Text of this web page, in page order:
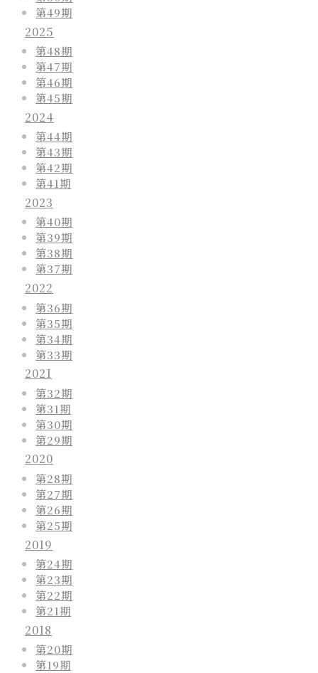
第49期
2025
第48期
第47期
第46期
第45期
2024
第44期
第43期
第42期
第41期
2023
第40期
第39期
第38期
第37期
2022
第36期
第35期
第34期
第33期
2021
第32期
第31期
第30期
第29期
2020
第28期
第27期
第26期
第25期
2019
第24期
第23期
第22期
第21期
2018
第20期
第19期